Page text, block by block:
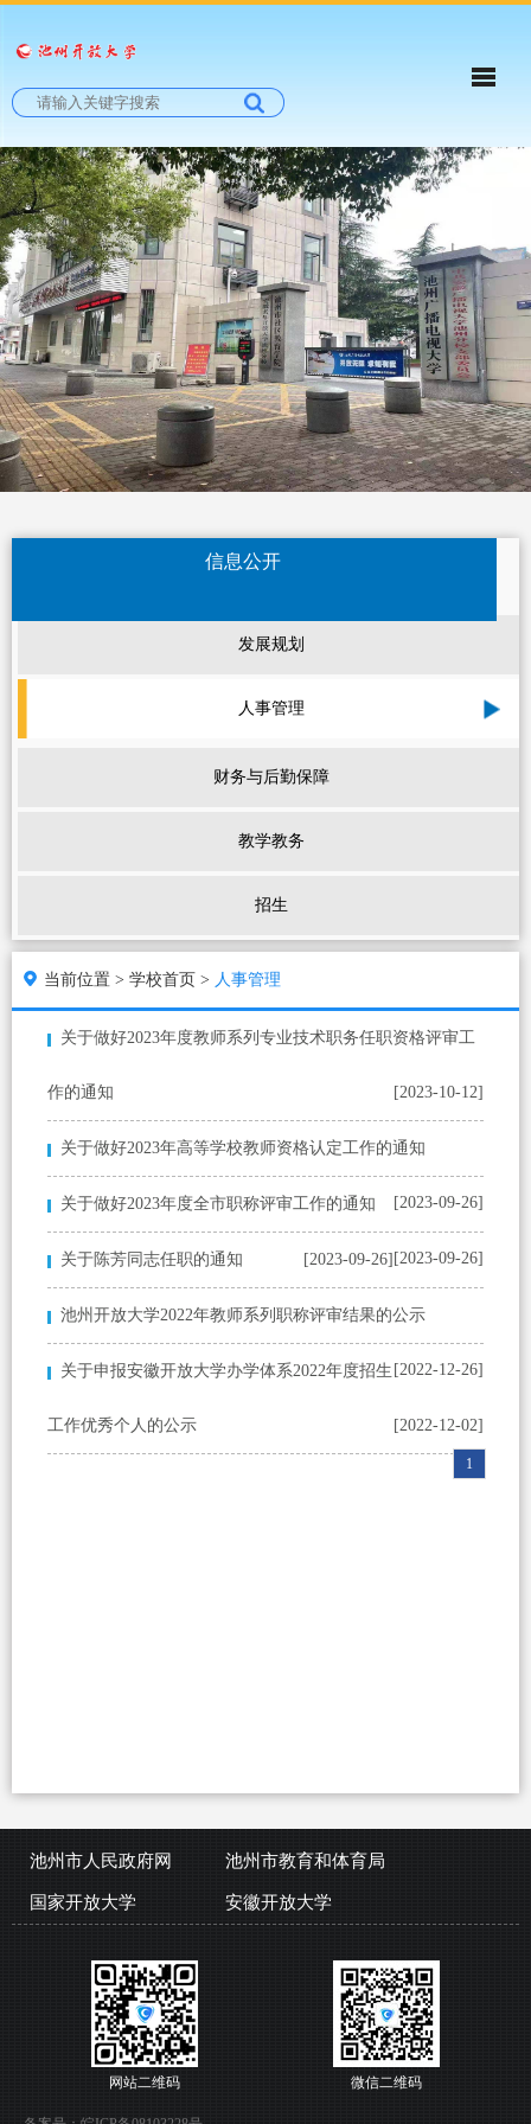
信息公开
发展规划
人事管理
财务与后勤保障
教学教务
招生
当前位置 > 学校首页 > 人事管理
关于做好2023年度教师系列专业技术职务任职资格评审工
作的通知 [2023-10-12]
关于做好2023年高等学校教师资格认定工作的通知
[2023-09-26]
关于做好2023年度全市职称评审工作的通知
[2023-09-26]
关于陈芳同志任职的通知 [2023-09-26]
池州开放大学2022年教师系列职称评审结果的公示
[2022-12-26]
关于申报安徽开放大学办学体系2022年度招生
工作优秀个人的公示 [2022-12-02]
1
池州市人民政府网 池州市教育和体育局
国家开放大学 安徽开放大学
网站二维码 微信二维码